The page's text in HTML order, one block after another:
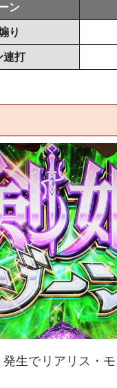
ン
り
連打
発生でリアリス・